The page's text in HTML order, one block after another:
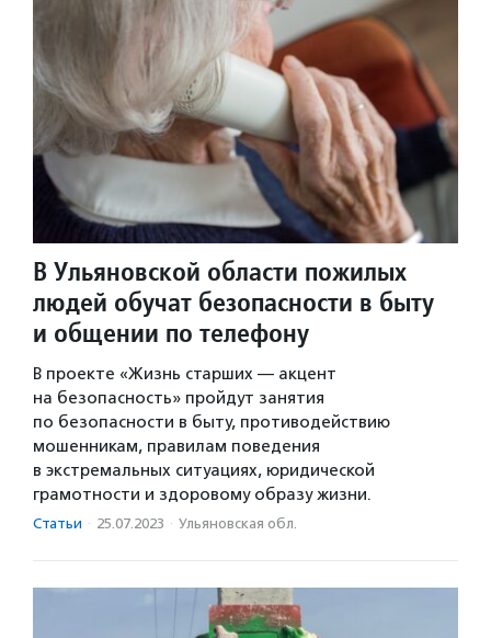
В Ульяновской области пожилых
людей обучат безопасности в быту
и общении по телефону
В проекте «Жизнь старших — акцент
на безопасность» пройдут занятия
по безопасности в быту, противодействию
мошенникам, правилам поведения
в экстремальных ситуациях, юридической
грамотности и здоровому образу жизни.
Статьи · 25.07.2023 · Ульяновская обл.